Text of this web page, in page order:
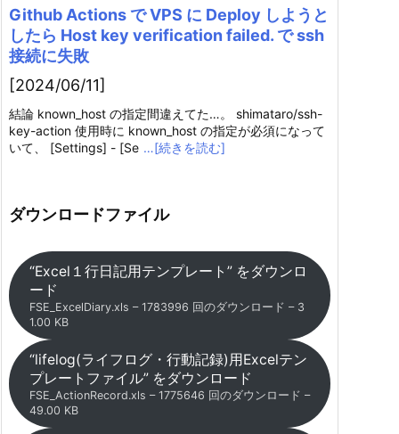
Github Actions で VPS に Deploy しようと
したら Host key verification failed. で ssh
接続に失敗
[2024/06/11]
結論 known_host の指定間違えてた…。 shimataro/ssh-
key-action 使用時に known_host の指定が必須になって
いて、 [Settings] - [Se …[続きを読む]
ダウンロードファイル
“Excel１行日記用テンプレート” をダウンロ
ード
FSE_ExcelDiary.xls – 1783996 回のダウンロード – 3
1.00 KB
“lifelog(ライフログ・行動記録)用Excelテン
プレートファイル” をダウンロード
FSE_ActionRecord.xls – 1775646 回のダウンロード –
49.00 KB